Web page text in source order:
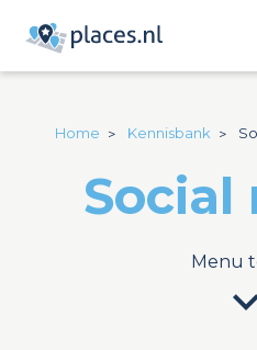
Home Kennisbank
Social
Menu